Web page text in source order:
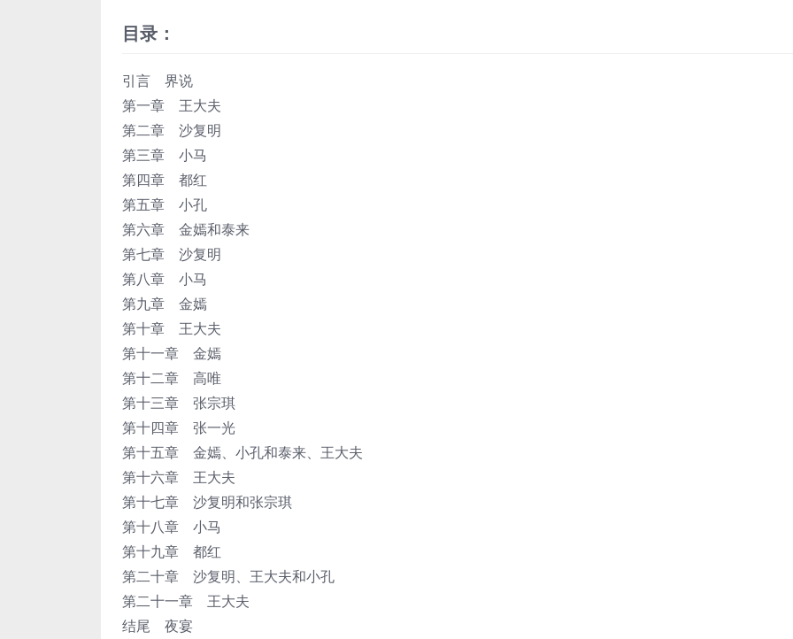
目录：
引言 界说
第一章 王大夫
第二章 沙复明
第三章 小马
第四章 都红
第五章 小孔
第六章 金嫣和泰来
第七章 沙复明
第八章 小马
第九章 金嫣
第十章 王大夫
第十一章 金嫣
第十二章 高唯
第十三章 张宗琪
第十四章 张一光
第十五章 金嫣、小孔和泰来、王大夫
第十六章 王大夫
第十七章 沙复明和张宗琪
第十八章 小马
第十九章 都红
第二十章 沙复明、王大夫和小孔
第二十一章 王大夫
结尾 夜宴